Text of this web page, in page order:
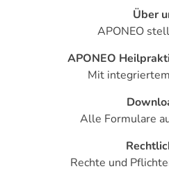
Über
APONEO
APONEO
Mit
Alle Formulare
Rechte und